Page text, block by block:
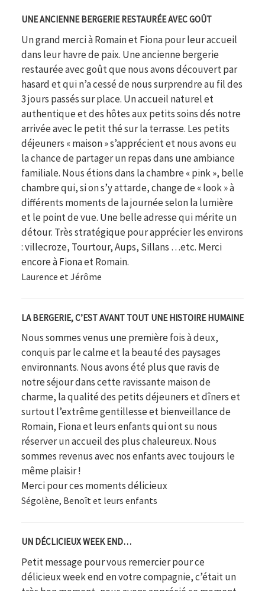
UNE ANCIENNE BERGERIE RESTAURÉE AVEC GOÛT
Un grand merci à Romain et Fiona pour leur accueil
dans leur havre de paix. Une ancienne bergerie
restaurée avec goût que nous avons découvert par
hasard et qui n’a cessé de nous surprendre au fil des
3 jours passés sur place. Un accueil naturel et
authentique et des hôtes aux petits soins dés notre
arrivée avec le petit thé sur la terrasse. Les petits
déjeuners « maison » s’apprécient et nous avons eu
la chance de partager un repas dans une ambiance
familiale. Nous étions dans la chambre « pink », belle
chambre qui, si on s’y attarde, change de « look » à
différents moments de la journée selon la lumière
et le point de vue. Une belle adresse qui mérite un
détour. Très stratégique pour apprécier les environs
: villecroze, Tourtour, Aups, Sillans …etc. Merci
encore à Fiona et Romain.
Laurence et Jérôme
LA BERGERIE, C’EST AVANT TOUT UNE HISTOIRE HUMAINE
Nous sommes venus une première fois à deux,
conquis par le calme et la beauté des paysages
environnants. Nous avons été plus que ravis de
notre séjour dans cette ravissante maison de
charme, la qualité des petits déjeuners et dîners et
surtout l’extrême gentillesse et bienveillance de
Romain, Fiona et leurs enfants qui ont su nous
réserver un accueil des plus chaleureux. Nous
sommes revenus avec nos enfants avec toujours le
même plaisir !
Merci pour ces moments délicieux
Ségolène, Benoît et leurs enfants
UN DÉCLICIEUX WEEK END…
Petit message pour vous remercier pour ce
délicieux week end en votre compagnie, c’était un